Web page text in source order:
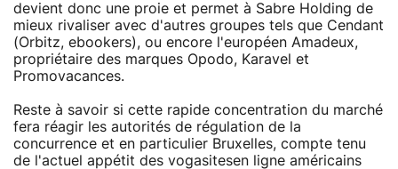
devient donc une proie et permet à Sabre Holding de
mieux rivaliser avec d'autres groupes tels que Cendant
(Orbitz, ebookers), ou encore l'européen Amadeux,
propriétaire des marques Opodo, Karavel et
Promovacances.
Reste à savoir si cette rapide concentration du marché
fera réagir les autorités de régulation de la
concurrence et en particulier Bruxelles, compte tenu
de l'actuel appétit des vogasitesen ligne américains